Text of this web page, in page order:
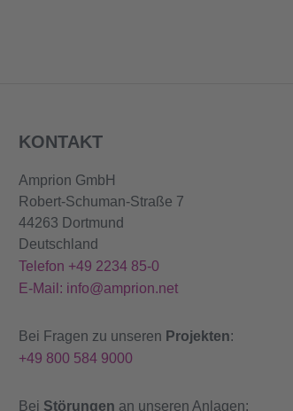
KONTAKT
Amprion GmbH
Robert-Schuman-Straße 7
44263 Dortmund
Deutschland
Telefon +49 2234 85-0
E-Mail: info@amprion.net
Bei Fragen zu unseren Projekten:
+49 800 584 9000
Bei Störungen an unseren Anlagen: